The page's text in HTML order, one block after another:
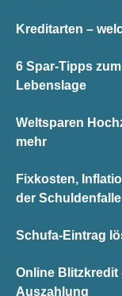
Kreditarten –
6 Spar-Tipps
Lebenslage
Weltsparen
mehr
Fixkosten,
der Schuldenfalle
Schufa-Eintrag
Online Blitzkredit
Auszahlung